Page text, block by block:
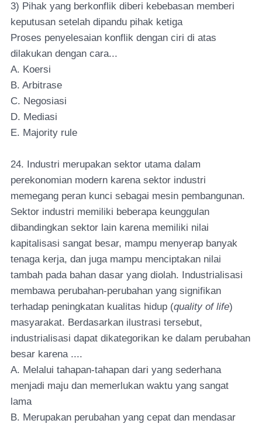
3) Pihak yang berkonflik diberi kebebasan memberi
keputusan setelah dipandu pihak ketiga
Proses penyelesaian konflik dengan ciri di atas
dilakukan dengan cara...
A. Koersi
B. Arbitrase
C. Negosiasi
D. Mediasi
E. Majority rule
24. Industri merupakan sektor utama dalam
perekonomian modern karena sektor industri
memegang peran kunci sebagai mesin pembangunan.
Sektor industri memiliki beberapa keunggulan
dibandingkan sektor lain karena memiliki nilai
kapitalisasi sangat besar, mampu menyerap banyak
tenaga kerja, dan juga mampu menciptakan nilai
tambah pada bahan dasar yang diolah. Industrialisasi
membawa perubahan-perubahan yang signifikan
terhadap peningkatan kualitas hidup (quality of life)
masyarakat. Berdasarkan ilustrasi tersebut,
industrialisasi dapat dikategorikan ke dalam perubahan
besar karena ....
A. Melalui tahapan-tahapan dari yang sederhana
menjadi maju dan memerlukan waktu yang sangat
lama
B. Merupakan perubahan yang cepat dan mendasar